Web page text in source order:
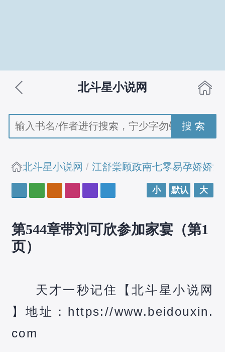
北斗星小说网
搜 索
北斗星小说网 江舒棠顾政南七零易孕娇娇
小 默认 大
第544章带刘可欣参加家宴（第1
页）
天才一秒记住【北斗星小说网
】地址：https://www.beidouxin.
com